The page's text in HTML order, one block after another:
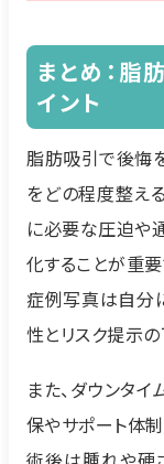
まとめ：脂
イント
脂肪吸引で後悔
をどの程度整え
に必要な圧迫や
化することが重要
症例写真は自分
性とリスク提示
また、ダウンタ
保やサポート体